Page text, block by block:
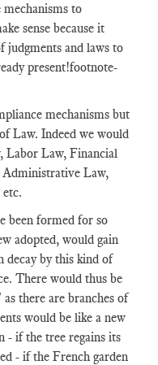
to
sense because it
judgments and laws to
present!footnote-
mechanisms but
Law. Indeed we would
Labor Law, Financial
Law,
been formed for so
adopted, would gain
decay by this kind of
There would thus be
there are branches of
would be like a new
- if the tree regains its
- if the French garden